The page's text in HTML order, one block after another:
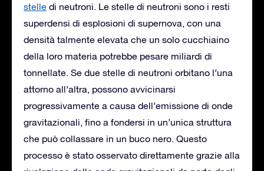
stelle di neutroni. Le stelle di neutroni sono i resti
superdensi di esplosioni di supernova, con una
densità talmente elevata che un solo cucchiaino
della loro materia potrebbe pesare miliardi di
tonnellate. Se due stelle di neutroni orbitano l’una
attorno all’altra, possono avvicinarsi
progressivamente a causa dell’emissione di onde
gravitazionali, fino a fondersi in un’unica struttura
che può collassare in un buco nero. Questo
processo è stato osservato direttamente grazie alla